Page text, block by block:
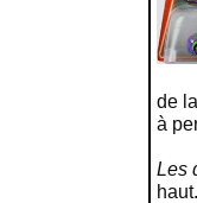
de
à
Les
haut.